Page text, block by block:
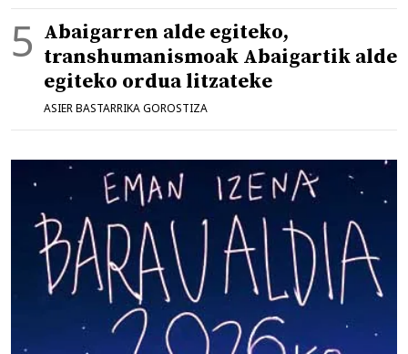
Abaigarren alde egiteko,
transhumanismoak Abaigartik alde
egiteko ordua litzateke
ASIER BASTARRIKA GOROSTIZA